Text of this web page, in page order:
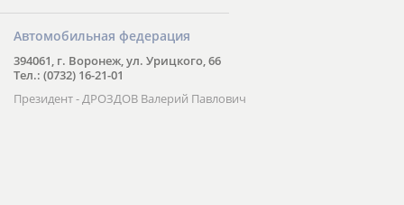
Автомобильная федерация
394061, г. Воронеж, ул. Урицкого, 66
Тел.: (0732) 16-21-01
Президент - ДРОЗДОВ Валерий Павлович